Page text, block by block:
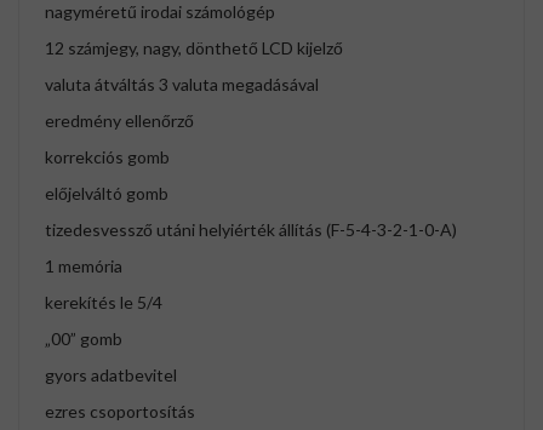
nagyméretű irodai számológép
12 számjegy, nagy, dönthető LCD kijelző
valuta átváltás 3 valuta megadásával
eredmény ellenőrző
korrekciós gomb
előjelváltó gomb
tizedesvessző utáni helyiérték állítás (F-5-4-3-2-1-0-A)
1 memória
kerekítés le 5/4
„00” gomb
gyors adatbevitel
ezres csoportosítás